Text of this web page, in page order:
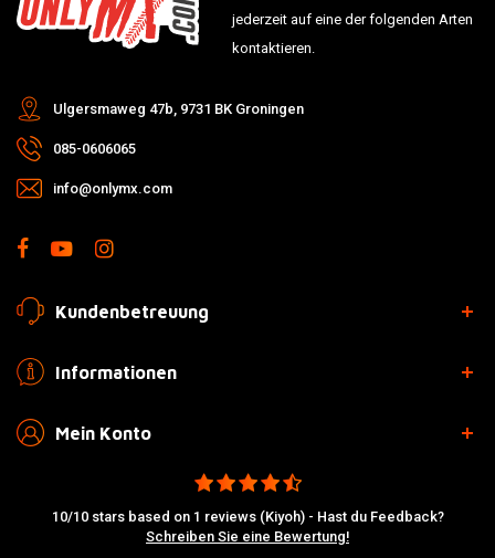
jederzeit auf eine der folgenden Arten
kontaktieren.
Ulgersmaweg 47b, 9731 BK Groningen
085-0606065
info@onlymx.com
Kundenbetreuung
Informationen
Mein Konto
10/10 stars based on 1 reviews (Kiyoh) - Hast du Feedback?
Schreiben Sie eine Bewertung!